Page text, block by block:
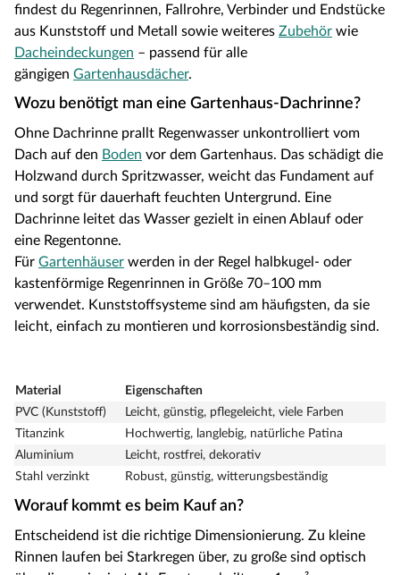
findest du Regenrinnen, Fallrohre, Verbinder und Endstücke
aus Kunststoff und Metall sowie weiteres Zubehör wie
Dacheindeckungen – passend für alle
gängigen Gartenhausdächer.
Wozu benötigt man eine Gartenhaus-Dachrinne?
Ohne Dachrinne prallt Regenwasser unkontrolliert vom
Dach auf den Boden vor dem Gartenhaus. Das schädigt die
Holzwand durch Spritzwasser, weicht das Fundament auf
und sorgt für dauerhaft feuchten Untergrund. Eine
Dachrinne leitet das Wasser gezielt in einen Ablauf oder
eine Regentonne.
Für Gartenhäuser werden in der Regel halbkugel- oder
kastenförmige Regenrinnen in Größe 70–100 mm
verwendet. Kunststoffsysteme sind am häufigsten, da sie
leicht, einfach zu montieren und korrosionsbeständig sind.
Material
Eigenschaften
PVC (Kunststoff)
Leicht, günstig, pflegeleicht, viele Farben
Titanzink
Hochwertig, langlebig, natürliche Patina
Aluminium
Leicht, rostfrei, dekorativ
Stahl verzinkt
Robust, günstig, witterungsbeständig
Worauf kommt es beim Kauf an?
Entscheidend ist die richtige Dimensionierung. Zu kleine
Rinnen laufen bei Starkregen über, zu große sind optisch